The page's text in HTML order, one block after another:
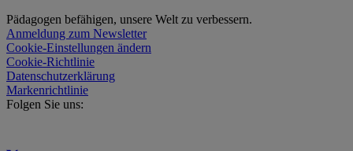
Pädagogen befähigen, unsere Welt zu verbessern.
Anmeldung zum Newsletter
Cookie-Einstellungen ändern
Cookie-Richtlinie
Datenschutzerklärung
Markenrichtlinie
Folgen Sie uns: